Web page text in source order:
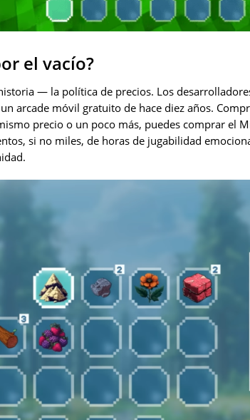
el vacío?
— la política de precios. Los
arcade móvil gratuito de hace diez años.
precio o un poco más, puedes comprar el
si no miles, de horas de jugabilidad